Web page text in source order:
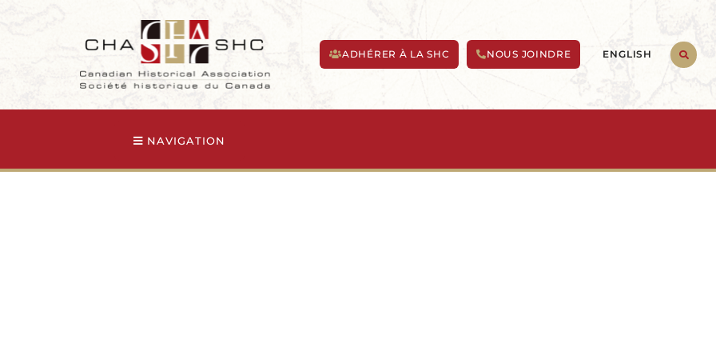
ADHÉRER À LA SHC NOUS JOINDRE ENGLISH
NAVIGATION